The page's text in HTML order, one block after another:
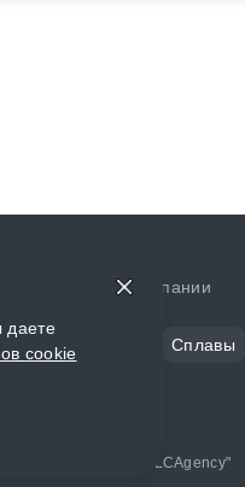
О компании
Цветной металл Сплавы
продвижение " LCAgency"
даете
cookie